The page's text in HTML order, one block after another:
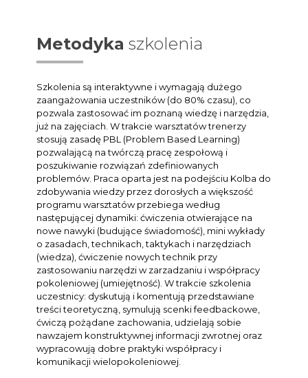
Metodyka szkolenia
Szkolenia są interaktywne i wymagają dużego
zaangażowania uczestników (do 80% czasu), co
pozwala zastosować im poznaną wiedzę i narzędzia,
już na zajęciach. W trakcie warsztatów trenerzy
stosują zasadę PBL (Problem Based Learning)
pozwalającą na twórczą pracę zespołową i
poszukiwanie rozwiązań zdefiniowanych
problemów. Praca oparta jest na podejściu Kolba do
zdobywania wiedzy przez dorosłych a większość
programu warsztatów przebiega według
następującej dynamiki: ćwiczenia otwierające na
nowe nawyki (budujące świadomość), mini wykłady
o zasadach, technikach, taktykach i narzędziach
(wiedza), ćwiczenie nowych technik przy
zastosowaniu narzędzi w zarzadzaniu i współpracy
pokoleniowej (umiejętność). W trakcie szkolenia
uczestnicy: dyskutują i komentują przedstawiane
treści teoretyczną, symulują scenki feedbackowe,
ćwiczą pożądane zachowania, udzielają sobie
nawzajem konstruktywnej informacji zwrotnej oraz
wypracowują dobre praktyki współpracy i
komunikacji wielopokoleniowej.